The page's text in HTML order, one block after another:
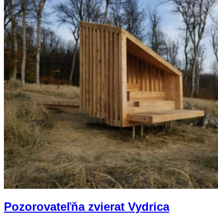
Pozorovateľňa zvierat Vydrica